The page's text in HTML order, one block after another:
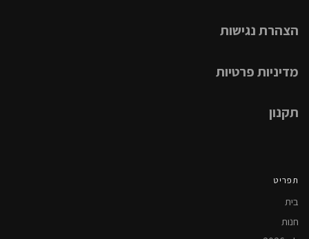
הצהרת נגישות
מדיניות פרטיות
תקנון
תפריט
בית
חנות